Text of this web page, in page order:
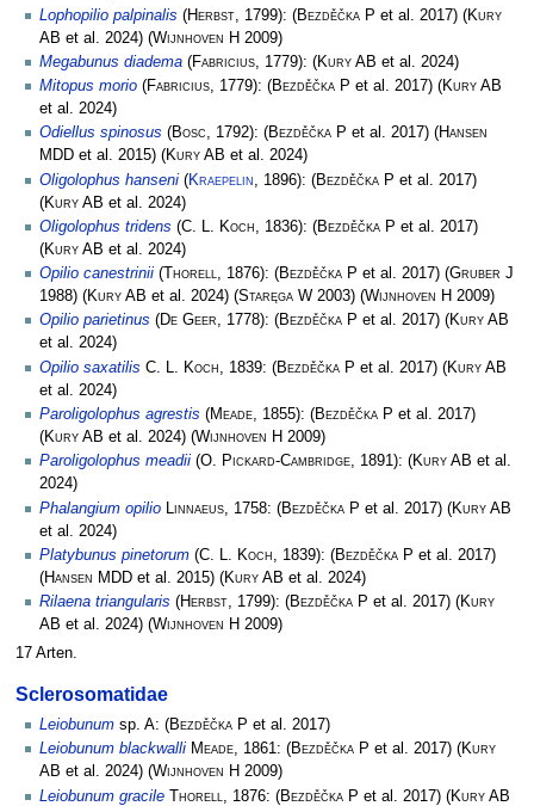
Lophopilio palpinalis (Herbst , 1799): (Bezděčka P et al. 2017) (Kury
AB et al. 2024) (Wijnhoven H 2009)
Megabunus diadema (Fabricius, 1779): (Kury AB et al. 2024)
Mitopus morio (Fabricius, 1779): (Bezděčka P et al. 2017) (Kury AB
et al. 2024)
Odiellus spinosus (Bosc, 1792): (Bezděčka P et al. 2017) (Hansen
MDD et al. 2015) (Kury AB et al. 2024)
Oligolophus hanseni (Kraepelin , 1896): (Bezděčka P et al. 2017)
(Kury AB et al. 2024)
Oligolophus tridens (C. L. Koch, 1836): (Bezděčka P et al. 2017)
(Kury AB et al. 2024)
Opilio canestrinii ( Thorell, 1876): (Bezděčka P et al. 2017) (Gruber J
1988) (Kury AB et al. 2024) (Staręga W 2003) (Wijnhoven H 2009)
Opilio parietinus (De Geer, 1778): (Bezděčka P et al. 2017) (Kury AB
et al. 2024)
Opilio saxatilis C. L. Koch , 1839: (Bezděčka P et al. 2017) (Kury AB
et al. 2024)
Paroligolophus agrestis (Meade, 1855): (Bezděčka P et al. 2017)
(Kury AB et al. 2024) (Wijnhoven H 2009)
Paroligolophus meadii (O. Pickard-Cambridge, 1891): (Kury AB et al.
2024)
Phalangium opilio
Linnaeus , 1758: (Bezděčka P et al. 2017) (Kury AB
et al. 2024)
Platybunus pinetorum (C. L. Koch , 1839): (Bezděčka P et al. 2017)
(Hansen MDD et al. 2015) (Kury AB et al. 2024)
Rilaena triangularis (Herbst, 1799): (Bezděčka P et al. 2017) (Kury
AB et al. 2024) (Wijnhoven H 2009)
17 Arten.
Sclerosomatidae
Leiobunum sp. A: (Bezděčka P et al. 2017)
Leiobunum blackwalli Meade, 1861: (Bezděčka P et al. 2017) (Kury
AB et al. 2024) (Wijnhoven H 2009)
Leiobunum gracile Thorell , 1876: (Bezděčka P et al. 2017) (Kury AB